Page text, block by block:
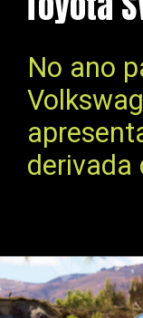
No ano
derivada